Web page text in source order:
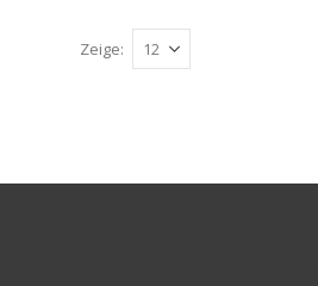
Zeige